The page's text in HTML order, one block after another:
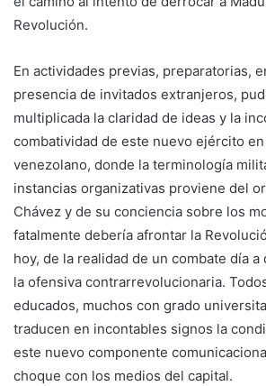
Revolución.
En actividades previas, preparatorias,
presencia de invitados extranjeros,
multiplicada la claridad de ideas y la
combatividad de este nuevo ejército
venezolano, donde la terminología
instancias organizativas proviene del
Chávez y de su conciencia sobre los
fatalmente debería afrontar la
hoy, de la realidad de un combate día
la ofensiva contrarrevolucionaria.
educados, muchos con grado
traducen en incontables signos la
este nuevo componente
choque con los medios del capital.